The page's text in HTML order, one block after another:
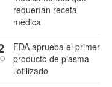
requerían receta
médica
FDA aprueba el primer
producto de plasma
liofilizado